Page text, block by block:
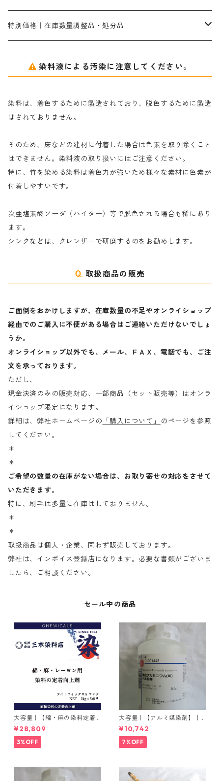
セレナゾールPDN｜各種染料の染料溶解剤
防腐剤｜アルカリ性
アミラヂンD｜浸透・複色抑制剤
メイプロガムNP（綿・麻・絹用｜直接・酸性・含金染料用）
白場汚染防止剤｜ソーピング剤｜水洗する際の再汚染防止剤
カ行
ナ行
ハ行
マ行
特別価格｜在庫数量調整品・処分品
粉末顔料
綿・麻を染める染料
絹・羊毛を染める染料
染料液による汚染に注意してください。
染料は、着色するために製造されており、脱色するために製造
はされておりません。
そのため、床などの建材に付着した場合は色素を取り除くこと
はできません。染料液の取り扱いにはご注意ください。
特に、竹を染める染料は着色力が強いため様々な素材に色素が
付着しやすいです。
次亜塩素酸ソーダ（ハイター）等で脱色される場合も稀にあり
ます。
シンクなどは、クレンザーで研磨するのをお勧めします。
取扱商品の販売
ご面倒をおかけしますが、在庫数量の不足やオンライショップ
経由でのご購入に不便がある場合はご連絡いただけないでしょ
うか。
オンライショップ以外でも、メール、ＦＡＸ、電話でも、ご注
文を承っております。
ただし、
現金決済のみの販売対応、一部商品（セット販売等）はオンラ
イショップ限定になります。
詳細は、弊社ホームページの 「購入について」
のページを参照
してください。
＊
＊
ご希望の数量の在庫がない場合は、お取り寄せの対応をさせて
いただきます。
特に、刷毛は多量に在庫はしておりません。
＊
＊
取扱商品は個人・企業、問わず販売しております。
弊社は、インボイス登録店になります。必要な書類がございま
したら、ご相談ください。
セール中の商品
大容量｜【綿・麻の染料定着
向上剤】｜2kg×5本｜ライト
フィックスAコンク
¥28,809
3%OFF
大容量｜【アルミ媒染剤】｜5
00g−3本入り｜塩化アルミニ
ウム
¥10,742
7%OFF